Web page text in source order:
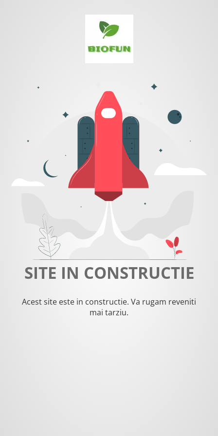
SITE IN CONSTRUCTIE
Acest site este in constructie. Va rugam reveniti
mai tarziu.